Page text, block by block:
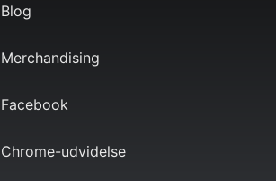
Blog
Merchandising
Facebook
Chrome-udvidelse